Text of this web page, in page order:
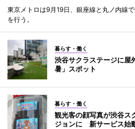
東京メトロは9月19日、銀座線と丸ノ内線
を行う。
暮らす・働く
渋谷サクラステージに屋
暑」スポット
暮らす・働く
観光客の顔写真が渋谷ス
ジョンに 新サービス始